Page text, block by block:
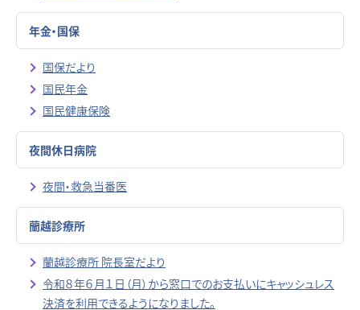
年金・国保
国保だより
国民年金
国民健康保険
夜間休日病院
夜間・救急当番医
蘭越診療所
蘭越診療所 院長室だより
令和８年６月１日（月）から窓口でのお支払いにキャッシュレス
決済を利用できるようになりました。